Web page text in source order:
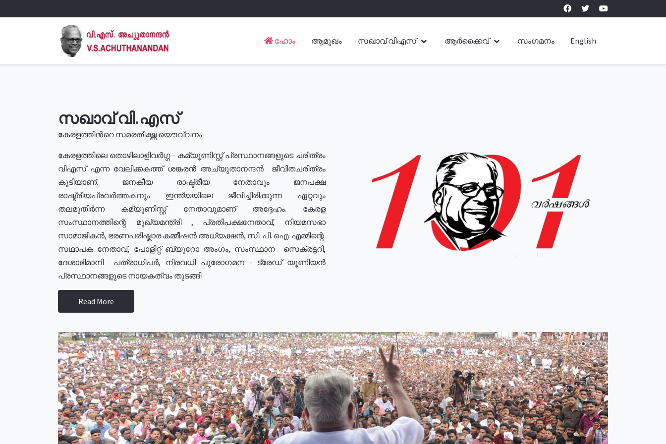
ഹോം ആമുഖം സഖാവ് വിഎസ് ആർക്കൈവ് സംഗമനം English
സഖാവ് വി.എസ്
കേരളത്തിൻറെ സമരതീക്ഷ്ണ യൌവ്വനം
കേരളത്തിലെ തൊഴിലാളിവർഗ്ഗ - കമ്യൂണിസ്റ്റ് പ്രസ്ഥാനങ്ങളുടെ ചരിത്രം
വിഎസ് എന്ന വേലിക്കകത്ത് ശങ്കരൻ അച്യുതാനന്ദൻ ജീവിതചരിത്രം
കൂടിയാണ്. ജനകീയ രാഷ്ട്രീയ നേതാവും ജനപക്ഷ
രാഷ്ട്രീയപ്രവർത്തകനും ഇന്ത്യയിലെ ജീവിച്ചിരിക്കുന്ന ഏറ്റവും
തലമുതിർന്ന കമ്യൂണിസ്റ്റ് നേതാവുമാണ് അദ്ദേഹം. കേരള
സംസ്ഥാനത്തിന്റെ മുഖ്യമന്ത്രി , പ്രതിപക്ഷനേതാവ്, നിയമസഭാ
സാമാജികൻ, ഭരണപരിഷ്കാര കമ്മീഷൻ അധ്യക്ഷൻ, സി. പി. ഐ. എമ്മിന്റെ
സഥാപക നേതാവ്, പോളിറ്റ് ബ്യുറോ അംഗം, സംസ്ഥാന സെക്രട്ടറി,
ദേശാഭിമാനി പത്രാധിപർ, നിരവധി പുരോഗമന - ട്രേഡ് യൂണിയൻ
പ്രസ്ഥാനങ്ങളുടെ നായകത്വം തുടങ്ങി
Read More